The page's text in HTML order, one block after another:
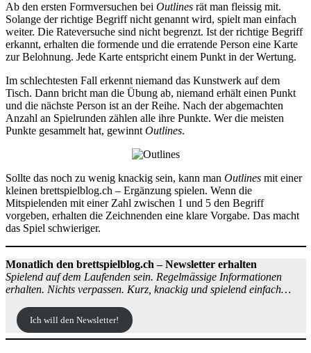
Ab den ersten Formversuchen bei Outlines rät man fleissig mit.
Solange der richtige Begriff nicht genannt wird, spielt man einfach
weiter. Die Rateversuche sind nicht begrenzt. Ist der richtige Begriff
erkannt, erhalten die formende und die erratende Person eine Karte
zur Belohnung. Jede Karte entspricht einem Punkt in der Wertung.
Im schlechtesten Fall erkennt niemand das Kunstwerk auf dem
Tisch. Dann bricht man die Übung ab, niemand erhält einen Punkt
und die nächste Person ist an der Reihe. Nach der abgemachten
Anzahl an Spielrunden zählen alle ihre Punkte. Wer die meisten
Punkte gesammelt hat, gewinnt Outlines.
Sollte das noch zu wenig knackig sein, kann man Outlines mit einer
kleinen brettspielblog.ch – Ergänzung spielen. Wenn die
Mitspielenden mit einer Zahl zwischen 1 und 5 den Begriff
vorgeben, erhalten die Zeichnenden eine klare Vorgabe. Das macht
das Spiel schwieriger.
Monatlich den brettspielblog.ch – Newsletter erhalten
Spielend auf dem Laufenden sein. Regelmässige Informationen
erhalten. Nichts verpassen. Kurz, knackig und spielend einfach…
Ich will den Newsletter!